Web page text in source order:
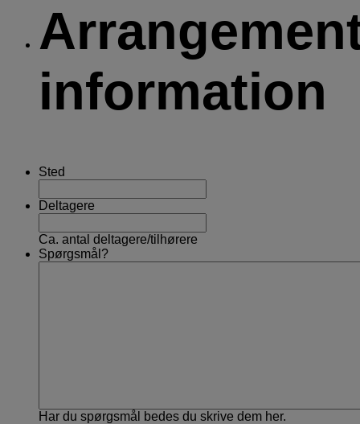
information
Sted
Deltagere
Ca. antal deltagere/tilhørere
Spørgsmål?
Har du spørgsmål bedes du skrive dem her.